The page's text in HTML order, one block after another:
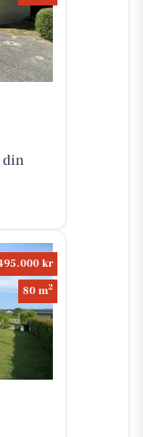
din
kr
80 m2